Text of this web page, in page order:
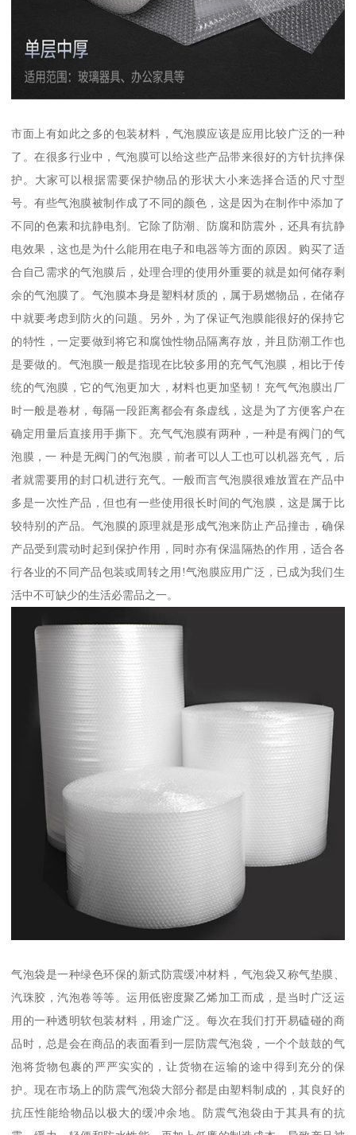
市面上有如此之多的包装材料，气泡膜应该是应用比较广泛的一种
了。在很多行业中，气泡膜可以给这些产品带来很好的方针抗摔保
护。大家可以根据需要保护物品的形状大小来选择合适的尺寸型
号。有些气泡膜被制作成了不同的颜色，这是因为在制作中添加了
不同的色素和抗静电剂。它除了防潮、防腐和防震外，还具有抗静
电效果，这也是为什么能用在电子和电器等方面的原因。购买了适
合自己需求的气泡膜后，处理合理的使用外重要的就是如何储存剩
余的气泡膜了。气泡膜本身是塑料材质的，属于易燃物品，在储存
中就要考虑到防火的问题。另外，为了保证气泡膜能很好的保持它
的特性，一定要做到将它和腐蚀性物品隔离存放，并且防潮工作也
是要做的。气泡膜一般是指现在比较多用的充气气泡膜，相比于传
统的气泡膜，它的气泡更加大，材料也更加坚韧！充气气泡膜出厂
时一般是卷材，每隔一段距离都会有条虚线，这是为了方便客户在
确定用量后直接用手撕下。充气气泡膜有两种，一种是有阀门的气
泡膜，一 种是无阀门的气泡膜，前者可以人工也可以机器充气，后
者就需要用的封口机进行充气。一般而言气泡膜很难放置在产品中
多是一次性产品，但也有一些使用很长时间的气泡膜，这是属于比
较特别的产品。气泡膜的原理就是形成气泡来防止产品撞击，确保
产品受到震动时起到保护作用，同时亦有保温隔热的作用，适合各
行各业的不同产品包装或周转之用!气泡膜应用广泛，已成为我们生
活中不可缺少的生活必需品之一。
气泡袋是一种绿色环保的新式防震缓冲材料，气泡袋又称气垫膜、
汽珠胶，汽泡卷等等。运用低密度聚乙烯加工而成，是当时广泛运
用的一种透明软包装材料，用途广泛。每次在我们打开易磕碰的商
品时，总是会在商品的表面看到一层防震气泡袋，一个个鼓鼓的气
泡将货物包裹的严严实实的，让货物在运输的途中得到充分的保
护。现在市场上的防震气泡袋大部分都是由塑料制成的，其良好的
抗压性能给物品以极大的缓冲余地。防震气泡袋由于其具有的抗